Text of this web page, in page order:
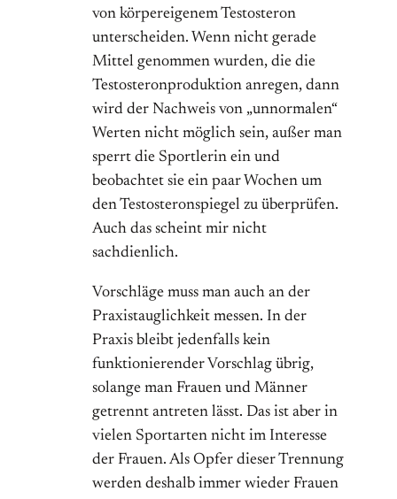
von körpereigenem Testosteron
unterscheiden. Wenn nicht gerade
Mittel genommen wurden, die die
Testosteronproduktion anregen, dann
wird der Nachweis von „unnormalen“
Werten nicht möglich sein, außer man
sperrt die Sportlerin ein und
beobachtet sie ein paar Wochen um
den Testosteronspiegel zu überprüfen.
Auch das scheint mir nicht
sachdienlich.
Vorschläge muss man auch an der
Praxistauglichkeit messen. In der
Praxis bleibt jedenfalls kein
funktionierender Vorschlag übrig,
solange man Frauen und Männer
getrennt antreten lässt. Das ist aber in
vielen Sportarten nicht im Interesse
der Frauen. Als Opfer dieser Trennung
werden deshalb immer wieder Frauen